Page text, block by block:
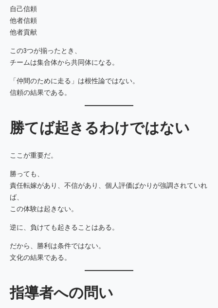
自己信頼
他者信頼
他者貢献
この3つが揃ったとき、
チームは集合体から共同体になる。
「仲間のために走る」は根性論ではない。
信頼の結果である。
勝てば起きるわけではない
ここが重要だ。
勝っても、
責任転嫁があり、不信があり、個人評価ばかりが強調されていれ
ば、
この体験は起きない。
逆に、負けても起きることはある。
だから、勝利は条件ではない。
文化の結果である。
指導者への問い